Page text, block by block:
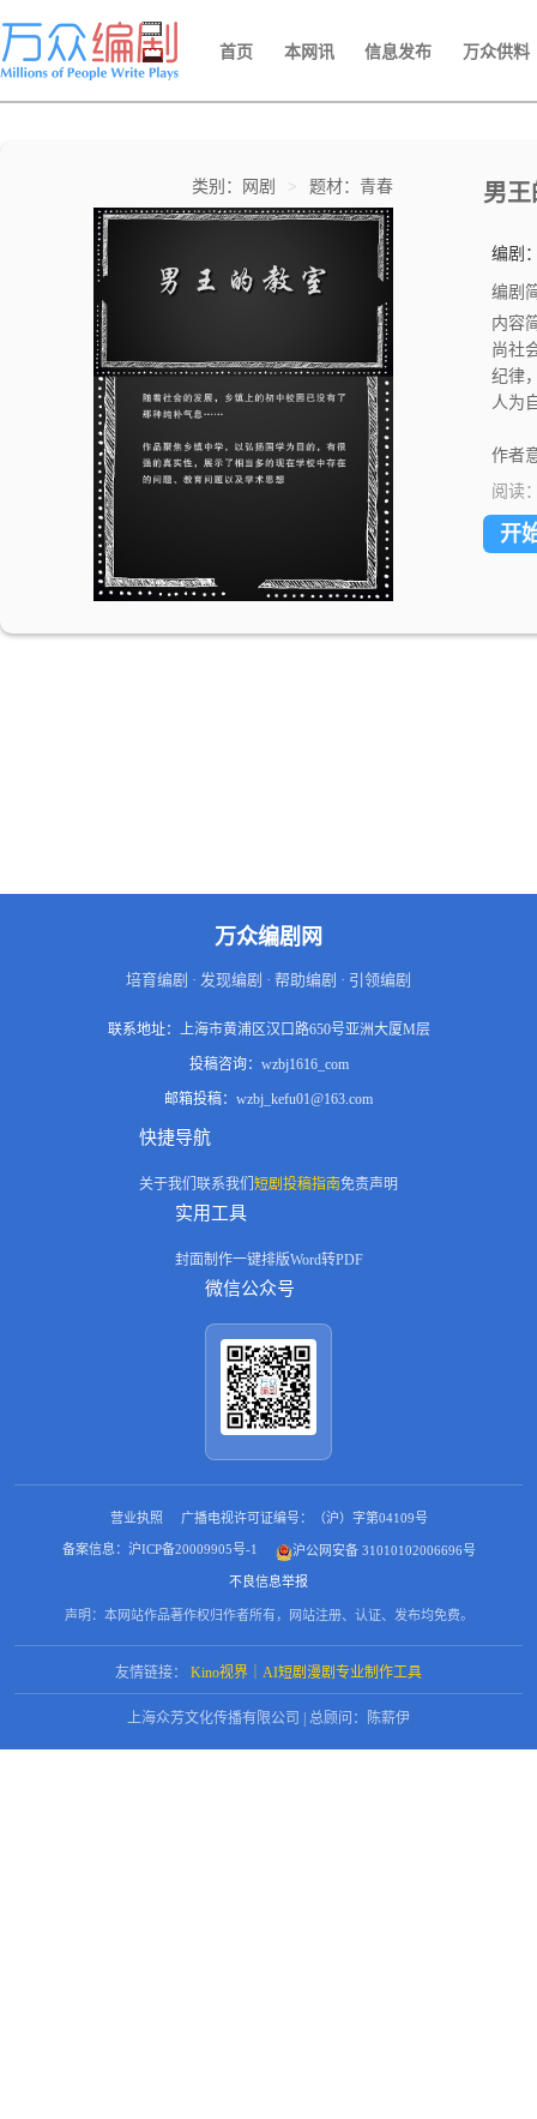
首页 本网讯 信息发布 万众供料
类别：网剧 > 题材：青春 男王
编剧
编剧
内容
尚社
纪律
人为
并且
身，
在学
作者
阅读
开
万众编剧网
培育编剧 · 发现编剧 · 帮助编剧 · 引领编剧
联系地址： 上海市黄浦区汉口路650号亚洲大厦M层
投稿咨询： wzbj1616_com
邮箱投稿： wzbj_kefu01@163.com
快捷导航
关于我们 联系我们 短剧投稿指南免责声明
实用工具
封面制作一键排版Word转PDF
微信公众号
营业执照 广播电视许可证编号：（沪）字第04109号
备案信息：沪ICP备20009905号-1 沪公网安备 31010102006696号
不良信息举报
声明：本网站作品著作权归作者所有，网站注册、认证、发布均免费。
友情链接： Kino视界｜AI短剧漫剧专业制作工具
上海众芳文化传播有限公司 | 总顾问：陈薪伊